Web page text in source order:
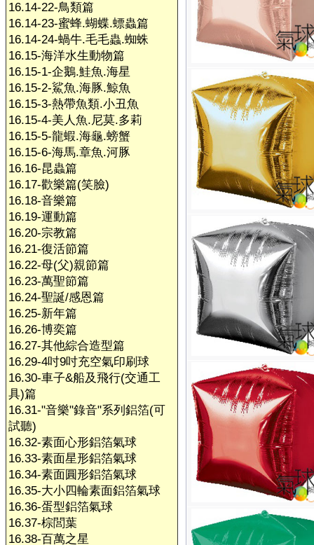
16.14-22-鳥類篇
16.14-23-蜜蜂.蝴蝶.螵蟲篇
16.14-24-蝸牛.毛毛蟲.蜘蛛
16.15-海洋水生動物篇
16.15-1-企鵝.鮭魚.海星
16.15-2-鯊魚.海豚.鯨魚
16.15-3-熱帶魚類.小丑魚
16.15-4-美人魚.尼莫.多莉
16.15-5-龍蝦.海龜.螃蟹
16.15-6-海馬.章魚.河豚
16.16-昆蟲篇
16.17-歡樂篇(笑臉)
16.18-音樂篇
16.19-運動篇
16.20-宗教篇
16.21-復活節篇
16.22-母(父)親節篇
16.23-萬聖節篇
16.24-聖誕/感恩篇
16.25-新年篇
16.26-博奕篇
16.27-其他綜合造型篇
16.29-4吋9吋充空氣印刷球
16.30-車子&船及飛行(交通工
具)篇
16.31-"音樂"錄音"系列鋁箔(可
試聽)
16.32-素面心形鋁箔氣球
16.33-素面星形鋁箔氣球
16.34-素面圓形鋁箔氣球
16.35-大小四輪素面鋁箔氣球
16.36-蛋型鋁箔氣球
16.37-棕閭葉
16.38-百萬之星